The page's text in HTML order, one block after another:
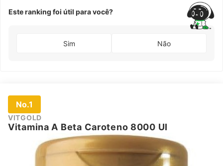
Este ranking foi útil para você?
Sim Não
No.1
VITGOLD
Vitamina A Beta Caroteno 8000 UI